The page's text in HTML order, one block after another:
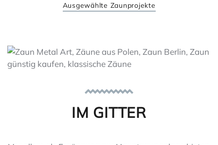
Ausgewählte Zaunprojekte
IM GITTER